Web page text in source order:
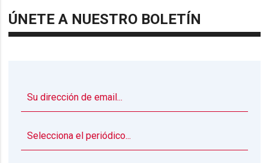
ÚNETE A NUESTRO BOLETÍN